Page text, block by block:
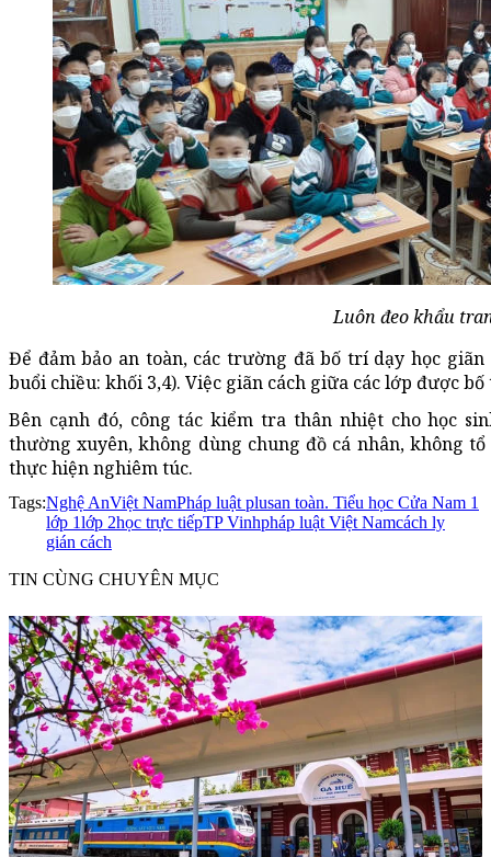
Luôn đeo khẩu
Để đảm bảo an toàn, các trường đã bố trí dạy học
buổi chiều: khối 3,4). Việc giãn cách giữa các lớp được
Bên cạnh đó, công tác kiểm tra thân nhiệt cho học
thường xuyên, không dùng chung đồ cá nhân, không
thực hiện nghiêm túc.
Tags:Nghệ AnViệt NamPháp luật plusan toàn. Tiểu học Cửa Nam 1
lớp 1lớp 2học trực tiếpTP Vinhpháp luật Việt Namcách ly
gián cách
TIN CÙNG CHUYÊN MỤC